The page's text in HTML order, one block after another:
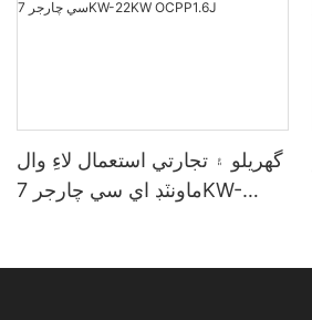
گهريلو ۽ تجارتي استعمال لاءِ وال
ماونٽڊ اي سي چارجر 7KW-